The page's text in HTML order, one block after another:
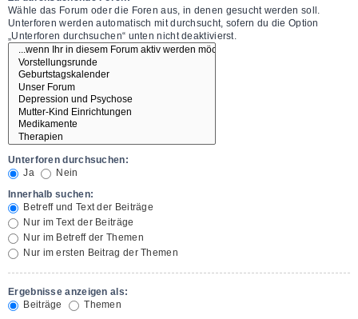
Wähle das Forum oder die Foren aus, in denen gesucht werden soll.
Unterforen werden automatisch mit durchsucht, sofern du die Option
„Unterforen durchsuchen“ unten nicht deaktivierst.
Unterforen durchsuchen:
Ja
Nein
Innerhalb suchen:
Betreff und Text der Beiträge
Nur im Text der Beiträge
Nur im Betreff der Themen
Nur im ersten Beitrag der Themen
Ergebnisse anzeigen als:
Beiträge
Themen